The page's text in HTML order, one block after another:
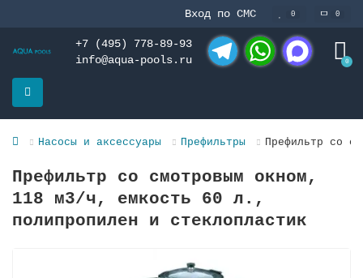
Вход по СМС 0 0
+7 (495) 778-89-93
info@aqua-pools.ru
0
Насосы и аксессуары Префильтры Префильтр со
Префильтр со смотровым окном,
118 м3/ч, емкость 60 л.,
полипропилeн и стеклопластик